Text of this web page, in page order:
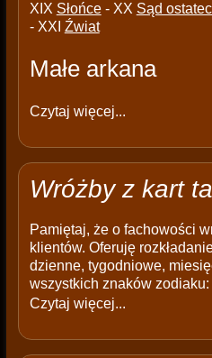
XIX Słońce- XX Sąd
- XXI Źwiat
Małe arkana
Czytaj więcej...
Wróżby z kart
Pamiętaj, że o fachowości
klientów. Oferuję
dzienne, tygodniowe,
wszystkich znaków zodiaku:
Czytaj więcej...